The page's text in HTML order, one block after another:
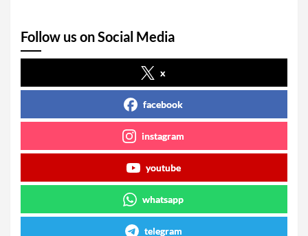
Follow us on Social Media
x
facebook
instagram
youtube
whatsapp
telegram